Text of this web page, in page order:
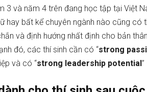
3 và năm 4 trên đang học tập tại Việt
hay bất kể chuyên ngành nào cũng
và định hướng nhất định cho bản
đó, các thí sinh cần có “strong
và có “strong leadership potential